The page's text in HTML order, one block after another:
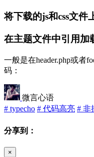
将下载的js和css文件
在主题文件中引用加
一般是在header.php或者
码：
微言心语
# typecho # 代码高亮 # 非
分享到：
×